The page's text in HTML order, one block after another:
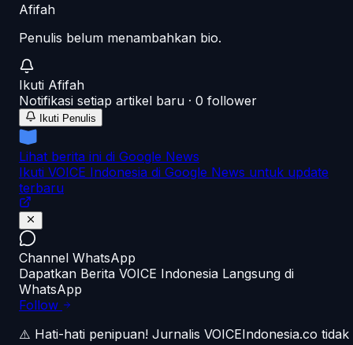
Afifah
Penulis belum menambahkan bio.
Ikuti Afifah
Notifikasi setiap artikel baru · 0 follower
Ikuti Penulis
Lihat berita ini di Google News
Ikuti VOICE Indonesia di Google News untuk update
terbaru
Channel WhatsApp
Dapatkan Berita VOICE Indonesia Langsung di
WhatsApp
Follow
⚠️ Hati-hati penipuan! Jurnalis VOICEIndonesia.co tidak